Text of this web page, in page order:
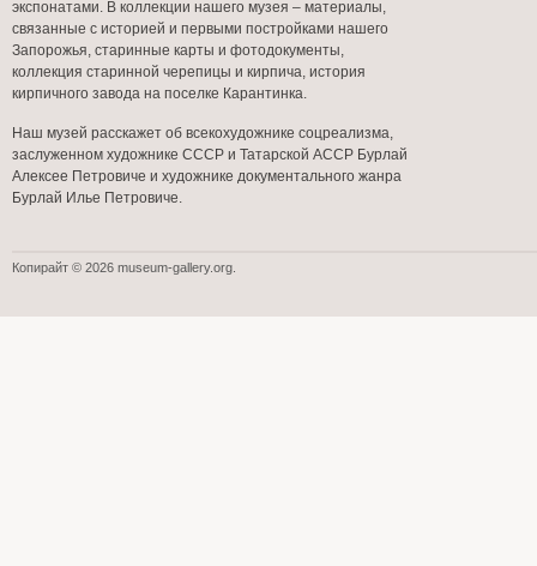
экспонатами. В коллекции нашего музея – материалы,
связанные с историей и первыми постройками нашего
Запорожья, старинные карты и фотодокументы,
коллекция старинной черепицы и кирпича, история
кирпичного завода на поселке Карантинка.
Наш музей расскажет об всекохудожнике соцреализма,
заслуженном художнике СССР и Татарской АССР Бурлай
Алексее Петровиче и художнике документального жанра
Бурлай Илье Петровиче.
Копирайт © 2026 museum-gallery.org.